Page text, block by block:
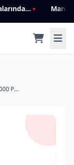
Mannlich: Filtre ve ön süspansiyon parçalarında genişleyen ürün yelpazesiyle kalite ve güven.
WP 944 HYUNDAİ GRANDEUR 2,2 CRDİ 97133-2G000 Polen Filtresi